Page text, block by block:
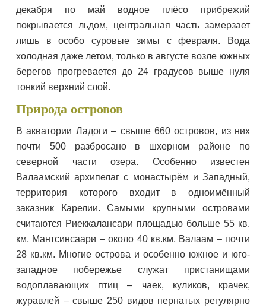
декабря по май водное плёсо прибрежий
покрывается льдом, центральная часть замерзает
лишь в особо суровые зимы с февраля. Вода
холодная даже летом, только в августе возле южных
берегов прогревается до 24 градусов выше нуля
тонкий верхний слой.
Природа островов
В акватории Ладоги – свыше 660 островов, из них
почти 500 разбросано в шхерном районе по
северной части озера. Особенно известен
Валаамский архипелаг с монастырём и Западный,
территория которого входит в одноимённый
заказник Карелии. Самыми крупными островами
считаются Риеккалансари площадью больше 55 кв.
км, Мантсинсаари – около 40 кв.км, Валаам – почти
28 кв.км. Многие острова и особенно южное и юго-
западное побережье служат пристанищами
водоплавающих птиц – чаек, куликов, крачек,
журавлей – свыше 250 видов пернатых регулярно